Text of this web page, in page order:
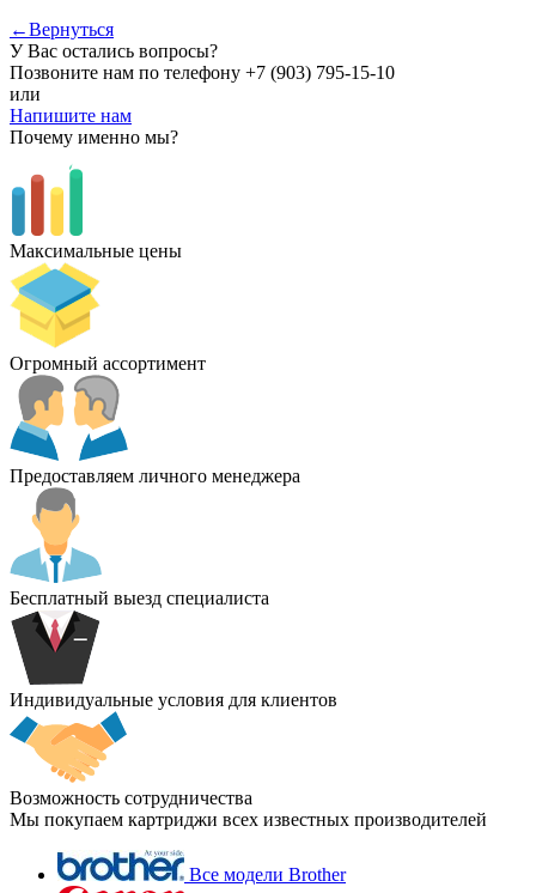
←Вернуться
У Вас остались вопросы?
Позвоните нам по телефону +7 (903) 795-15-10
или
Напишите нам
Почему именно мы?
Максимальные цены
Огромный ассортимент
Предоставляем личного менеджера
Бесплатный выезд специалиста
Индивидуальные условия для клиентов
Возможность сотрудничества
Мы покупаем картриджи всех известных производителей
Все модели Brother